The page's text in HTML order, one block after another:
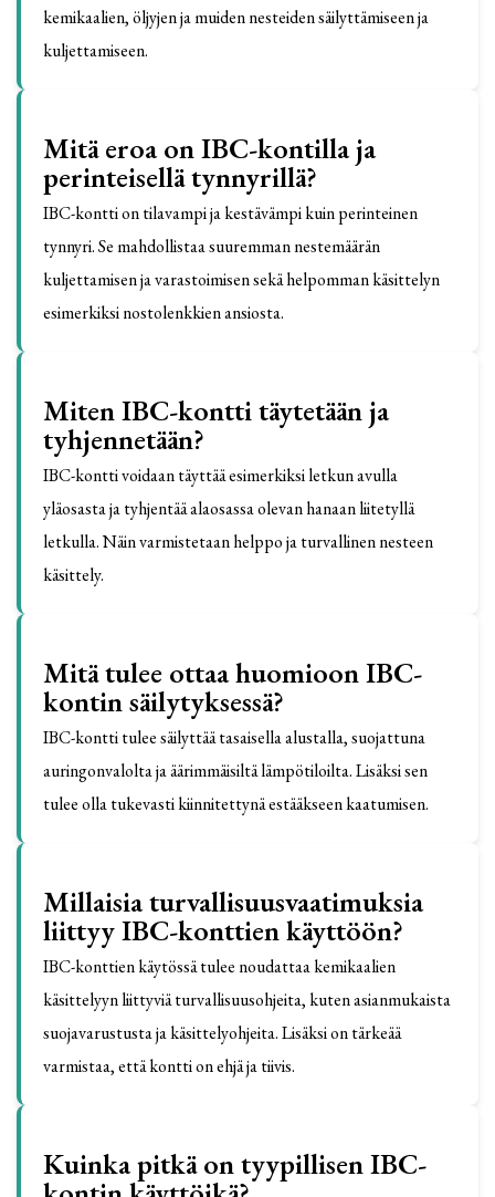
kemikaalien, öljyjen ja muiden nesteiden säilyttämiseen ja
kuljettamiseen.
Mitä eroa on IBC-kontilla ja
perinteisellä tynnyrillä?
IBC-kontti on tilavampi ja kestävämpi kuin perinteinen
tynnyri. Se mahdollistaa suuremman nestemäärän
kuljettamisen ja varastoimisen sekä helpomman käsittelyn
esimerkiksi nostolenkkien ansiosta.
Miten IBC-kontti täytetään ja
tyhjennetään?
IBC-kontti voidaan täyttää esimerkiksi letkun avulla
yläosasta ja tyhjentää alaosassa olevan hanaan liitetyllä
letkulla. Näin varmistetaan helppo ja turvallinen nesteen
käsittely.
Mitä tulee ottaa huomioon IBC-
kontin säilytyksessä?
IBC-kontti tulee säilyttää tasaisella alustalla, suojattuna
auringonvalolta ja äärimmäisiltä lämpötiloilta. Lisäksi sen
tulee olla tukevasti kiinnitettynä estääkseen kaatumisen.
Millaisia turvallisuusvaatimuksia
liittyy IBC-konttien käyttöön?
IBC-konttien käytössä tulee noudattaa kemikaalien
käsittelyyn liittyviä turvallisuusohjeita, kuten asianmukaista
suojavarustusta ja käsittelyohjeita. Lisäksi on tärkeää
varmistaa, että kontti on ehjä ja tiivis.
Kuinka pitkä on tyypillisen IBC-